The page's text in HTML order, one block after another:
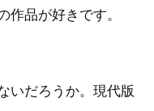
作品が好きです。
いだろうか。現代版